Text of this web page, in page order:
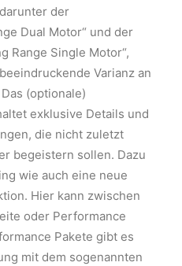
der
Dual Motor“ und der
Range Single Motor“,
Varianz an
(optionale)
exklusive Details und
die nicht zuletzt
begeistern sollen. Dazu
wie auch eine neue
Hier kann zwischen
oder Performance
Pakete gibt es
mit dem sogenannten